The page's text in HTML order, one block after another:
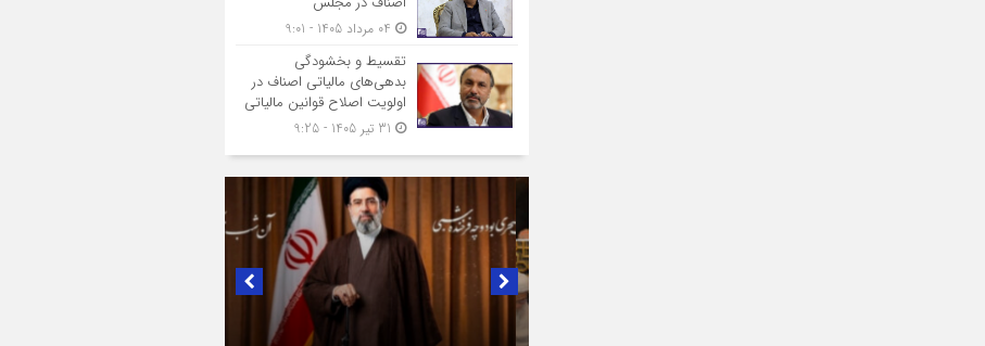
تقسیط و بخشودگی
بدهی‌های مالیاتی اصناف در
اولویت اصلاح قوانین مالیاتی
در لبیک به تصمیم سرنوشت‌ساز مجلس خبرگان رهبری؛
پیام تبریک و بیعت رئیس اتاق اصناف تهران از